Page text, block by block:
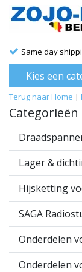
Same day
Kies een
Terug naar Home |
Categorieën
Lager &
Hijsketting
SAGA
Onderdelen
Onderdelen